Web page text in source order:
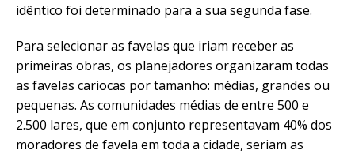
idêntico foi determinado para a sua segunda fase.
Para selecionar as favelas que iriam receber as
primeiras obras, os planejadores organizaram todas
as favelas cariocas por tamanho: médias, grandes ou
pequenas. As comunidades médias de entre 500 e
2.500 lares, que em conjunto representavam 40% dos
moradores de favela em toda a cidade, seriam as